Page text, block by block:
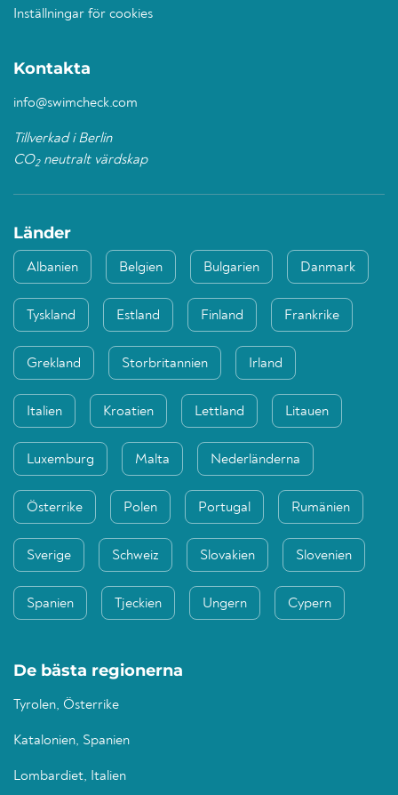
Inställningar för cookies
Kontakta
info@swimcheck.com
Tillverkad i Berlin
CO2neutralt värdskap
Länder
Albanien Belgien Bulgarien Danmark
Tyskland Estland Finland Frankrike
Grekland Storbritannien Irland
Italien Kroatien Lettland Litauen
Luxemburg Malta Nederländerna
Österrike Polen Portugal Rumänien
Sverige Schweiz Slovakien Slovenien
Spanien Tjeckien Ungern Cypern
De bästa regionerna
Tyrolen, Österrike
Katalonien, Spanien
Lombardiet, Italien